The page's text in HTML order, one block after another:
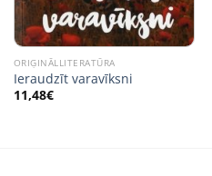
ORIĢINĀLLITERATŪRA
Ieraudzīt varavīksni
11,48€